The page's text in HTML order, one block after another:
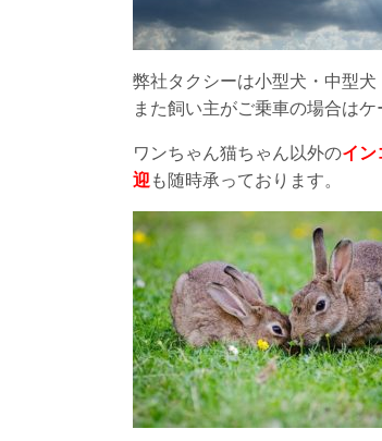
弊社タクシーは小型犬・中型犬
また飼い主がご乗車の場合は
ワンちゃん猫ちゃん以外のイン
迎 も随時承っております。